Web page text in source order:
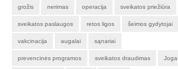
grožis nerimas operacija sveikatos priežiūra
sveikatos paslaugos retos ligos šeimos gydytojai
vakcinacija augalai sąnariai
prevencinės programos sveikatos draudimas Joga